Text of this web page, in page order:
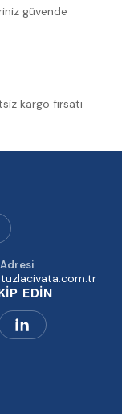
güvende
kargo fırsatı
EDİN